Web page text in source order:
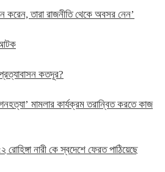
করেন, তারা রাজনীতি থেকে অবসর নেন’
কতদূর?
মামলার কার্যক্রম তরান্বিত করতে কাজ
রোহিঙ্গা নারী কে স্বদেশে ফেরত পাঠিয়েছে